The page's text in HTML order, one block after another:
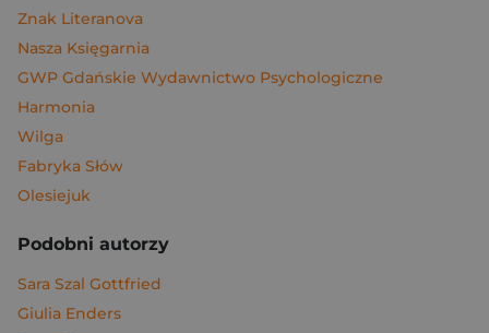
Znak Literanova
Nasza Księgarnia
GWP Gdańskie Wydawnictwo Psychologiczne
Harmonia
Wilga
Fabryka Słów
Olesiejuk
Podobni autorzy
Sara Szal Gottfried
Giulia Enders